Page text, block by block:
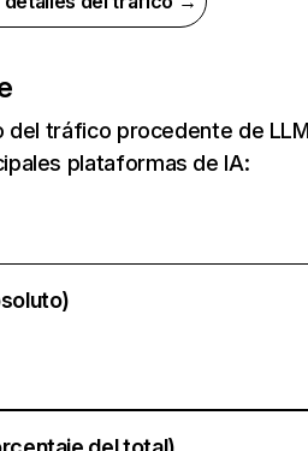
del tráfico procedente de
plataformas de IA: